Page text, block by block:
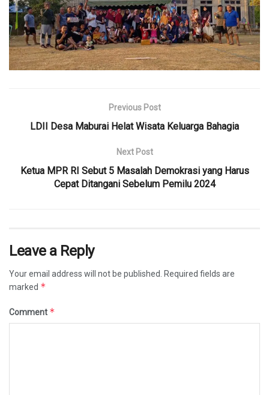
Previous Post
LDII Desa Maburai Helat Wisata Keluarga Bahagia
Next Post
Ketua MPR RI Sebut 5 Masalah Demokrasi yang Harus
Cepat Ditangani Sebelum Pemilu 2024
Leave a Reply
Your email address will not be published. Required fields are
marked *
Comment *